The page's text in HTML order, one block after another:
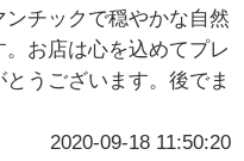
チックで穏やかな自然
お店は心を込めてプレ
うございます。後でま
2020-09-18 11:50:20